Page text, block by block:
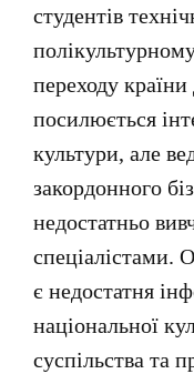
студентів
переходу
посилюється
культури, але
закордонного
недостатньо
спеціалістами.
є недостатня
національної
суспільства та